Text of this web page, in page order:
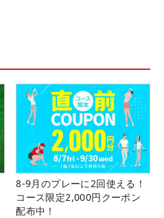
8-9月のプレーに2回使える！
コース限定2,000円クーポン
配布中！